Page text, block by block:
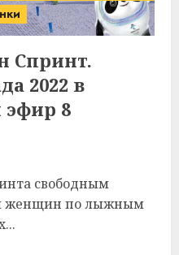
Спринт.
2022 в
8
свободным
женщин по лыжным